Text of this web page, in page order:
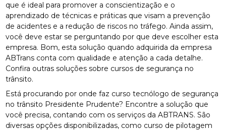
que é ideal para promover a conscientização e o
aprendizado de técnicas e práticas que visam a prevenção
de acidentes e a redução de riscos no tráfego. Ainda assim,
você deve estar se perguntando por que deve escolher esta
empresa. Bom, esta solução quando adquirida da empresa
ABTrans conta com qualidade e atenção a cada detalhe.
Confira outras soluções sobre cursos de segurança no
trânsito.
Está procurando por onde faz curso tecnólogo de segurança
no trânsito Presidente Prudente? Encontre a solução que
você precisa, contando com os serviços da ABTRANS. São
diversas opções disponibilizadas, como curso de pilotagem